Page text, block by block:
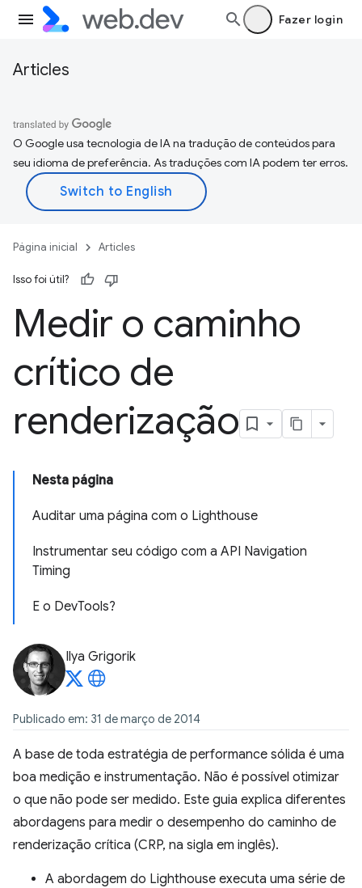
Fazer login
Articles
O Google usa tecnologia de IA na tradução de conteúdos para
seu idioma de preferência. As traduções com IA podem ter erros.
Página inicial Articles
Isso foi útil?
Medir o caminho
crítico de
renderização
Nesta página
Auditar uma página com o Lighthouse
Instrumentar seu código com a API Navigation
Timing
E o DevTools?
Ilya Grigorik
Publicado em: 31 de março de 2014
A base de toda estratégia de performance sólida é uma
boa medição e instrumentação. Não é possível otimizar
o que não pode ser medido. Este guia explica diferentes
abordagens para medir o desempenho do caminho de
renderização crítica (CRP, na sigla em inglês).
A abordagem do Lighthouse executa uma série de